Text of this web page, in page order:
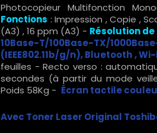
Photocopieur Multifonction
Fonctions : Impression , Copie ,
(A3) , 16 ppm (A3) - Résolution
10Base-T/100Base-TX/
(IEEE802.11b/g/n), Bluetooth ,
feuilles - Recto verso :
secondes (à partir du mode
Poids 58Kg - Écran tactile
Avec Toner Laser Original